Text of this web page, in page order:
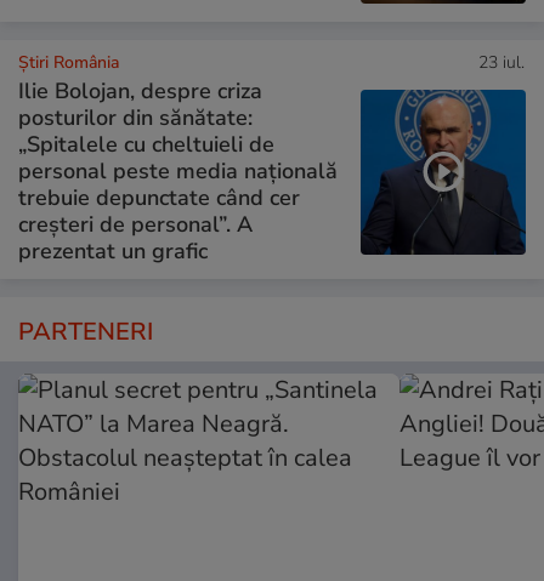
Știri România 23 iul.
Ilie Bolojan, despre criza
posturilor din sănătate:
„Spitalele cu cheltuieli de
personal peste media națională
trebuie depunctate când cer
creșteri de personal”. A
prezentat un grafic
PARTENERI